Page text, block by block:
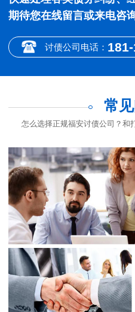
期待您在线留言或来电咨
讨债公司电话：
常
怎么选择正规福安讨债公司？和